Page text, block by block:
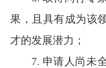
果，且具有成为该
才的发展潜力；
7. 申请人尚未